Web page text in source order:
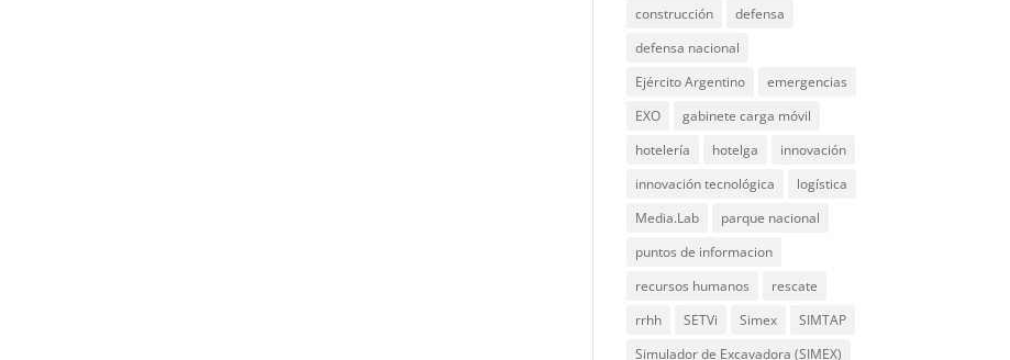
construcción
defensa
defensa nacional
Ejército Argentino
emergencias
EXO
gabinete carga móvil
hotelería
hotelga
innovación
innovación tecnológica
logística
Media.Lab
parque nacional
puntos de informacion
recursos humanos
rescate
rrhh
SETVi Simex
SIMTAP
Simulador de Excavadora (SIMEX)